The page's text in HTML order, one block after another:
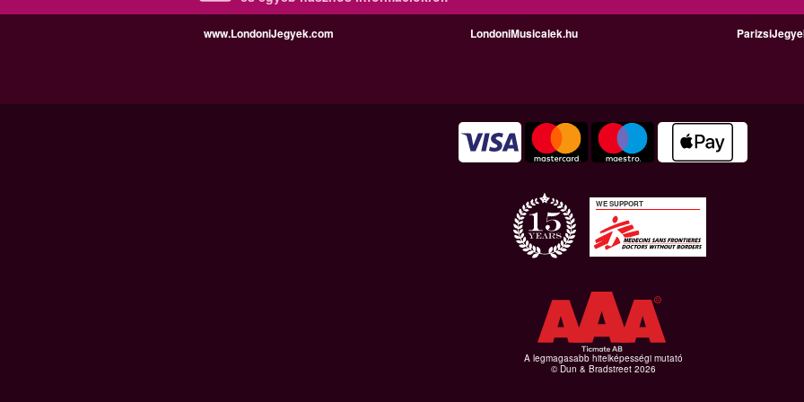
www.LondoniJegyek.com LondoniMusicalek.hu
WE SUPPORT
A legmagasabb hitelképességi mutató
© Dun & Bradstreet 2026